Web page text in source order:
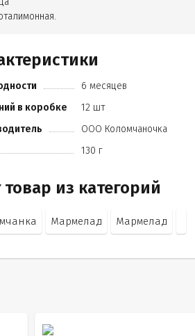
6 месяцев
в коробке
12 шт
ООО Коломчаночка
130 г
товар из категорий
Мармелад Мармелад